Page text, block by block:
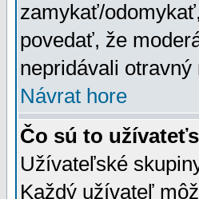
zamykať/
povedať, že
nepridávali otravný
Návrat hore
Čo sú to
Užívateľské
Každý užívateľ